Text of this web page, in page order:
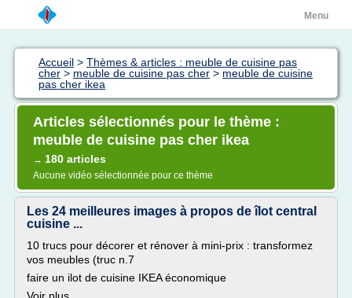
Menu
Accueil > Thèmes & articles : meuble de cuisine pas
cher > meuble de cuisine pas cher > meuble de cuisine
pas cher ikea
Articles sélectionnés pour le thème :
meuble de cuisine pas cher ikea
→ 180 articles
Aucune vidéo sélectionnée pour ce thème
Les 24 meilleures images à propos de îlot central
cuisine ...
10 trucs pour décorer et rénover à mini-prix : transformez
vos meubles (truc n.7
faire un ilot de cuisine IKEA économique